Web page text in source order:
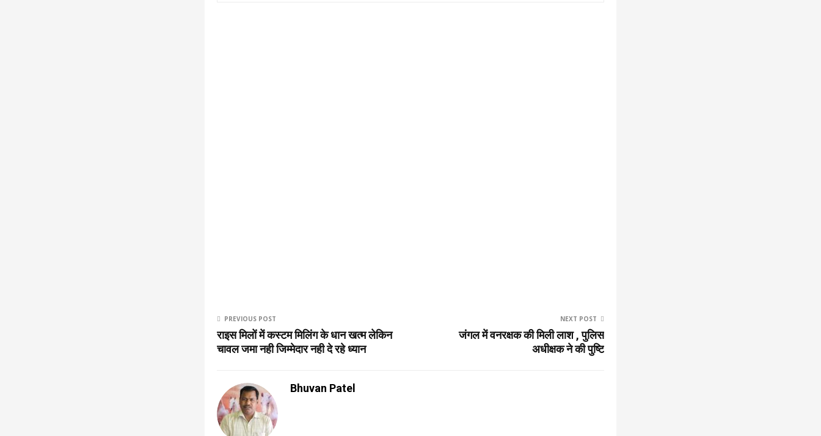
PREVIOUS POST
राइस मिलों में कस्टम मिलिंग के धान खत्म लेकिन
चावल जमा नही जिम्मेदार नही दे रहे ध्यान
NEXT POST
जंगल में वनरक्षक की मिली लाश , पुलिस
अधीक्षक ने की पुष्टि
Bhuvan Patel